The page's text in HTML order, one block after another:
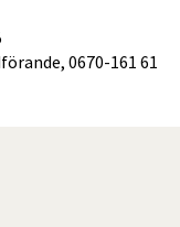
0670-161 61